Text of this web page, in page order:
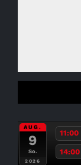
AUG.
9
So.
2026
11:00
14:00